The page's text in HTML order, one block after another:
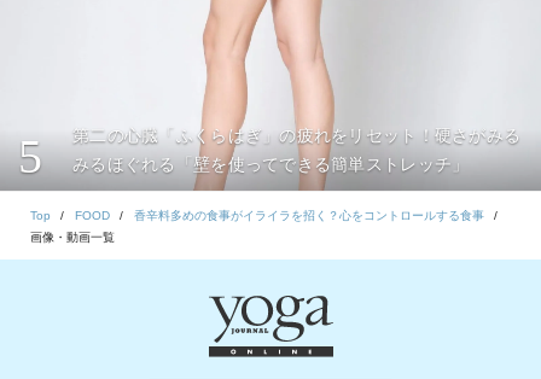
5
第二の心臓「ふくらはぎ」の疲れをリセット！硬さがみる
みるほぐれる「壁を使ってできる簡単ストレッチ」
Top FOOD
香辛料多めの食事がイライラを招く？心をコントロールする食事
画像・動画一覧